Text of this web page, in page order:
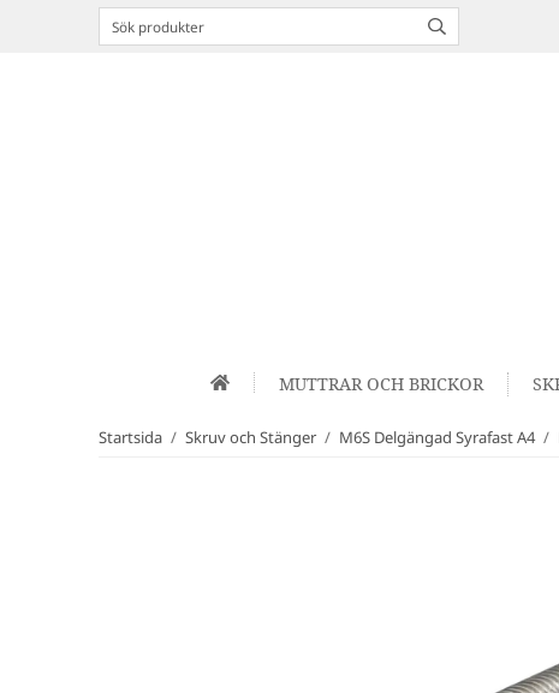
MUTTRAR OCH BRICKOR
Startsida / Skruv och Stänger / M6S Delgängad Syrafast A4 /